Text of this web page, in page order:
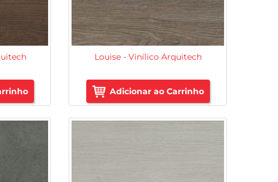
Louise - Vinílico Arquitech
Adicionar ao Carrinho